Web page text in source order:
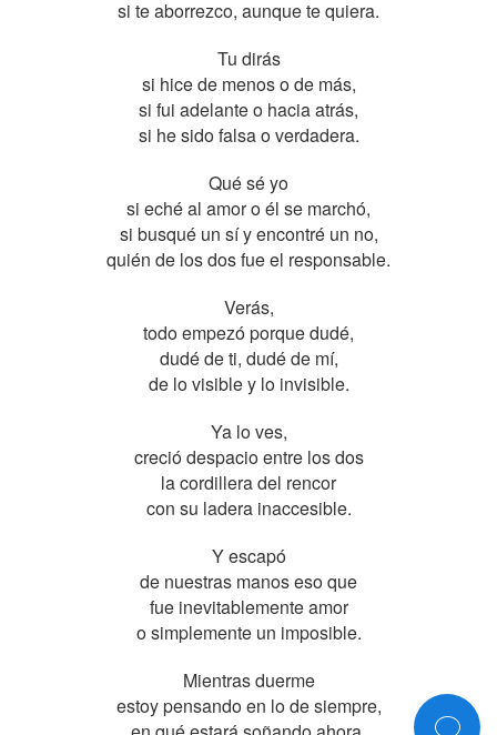
si te aborrezco, aunque te quiera.
Tu dirás
si hice de menos o de más,
si fui adelante o hacia atrás,
si he sido falsa o verdadera.
Qué sé yo
si eché al amor o él se marchó,
si busqué un sí y encontré un no,
quién de los dos fue el responsable.
Verás,
todo empezó porque dudé,
dudé de ti, dudé de mí,
de lo visible y lo invisible.
Ya lo ves,
creció despacio entre los dos
la cordillera del rencor
con su ladera inaccesible.
Y escapó
de nuestras manos eso que
fue inevitablemente amor
o simplemente un imposible.
Mientras duerme
estoy pensando en lo de siempre,